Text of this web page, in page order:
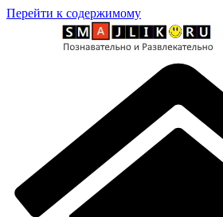
Перейти к содержимому